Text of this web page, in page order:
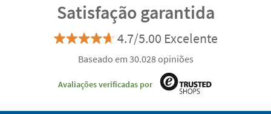
Satisfação garantida
4.7/5.00 Excelente
Baseado em 30.028 opiniões
Avaliações verificadas por